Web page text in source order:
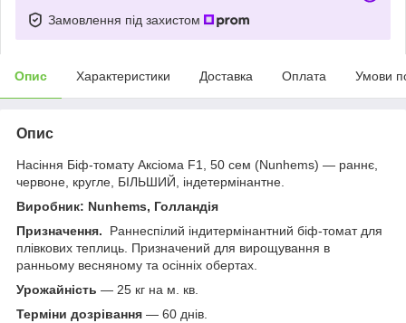
Замовлення під захистом
Опис Характеристики Доставка Оплата Умови
Опис
Насіння Біф-томату Аксіома F1, 50 сем (Nunhems) — раннє,
червоне, кругле, БІЛЬШИЙ, індетермінантне.
Виробник: Nunhems, Голландія
Призначення.
Раннеспілий індитермінантний біф-томат для
плівкових теплиць. Призначений для вирощування в
ранньому весняному та осінніх обертах.
Урожайність — 25 кг на м. кв.
Терміни дозрівання — 60 днів.